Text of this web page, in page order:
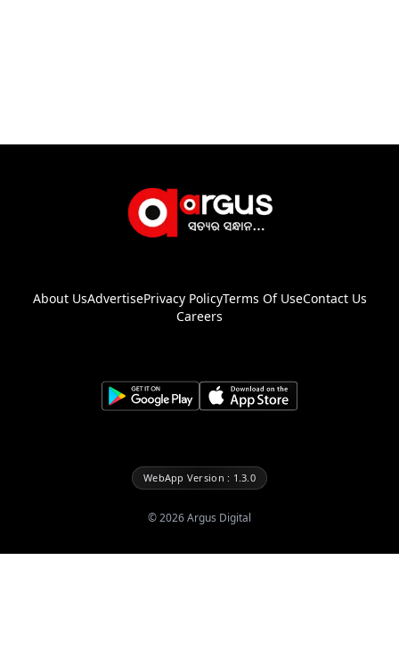
About UsAdvertisePrivacy PolicyTerms Of UseContact Us
Careers
WebApp Version : 1.3.0
©2026Argus Digital